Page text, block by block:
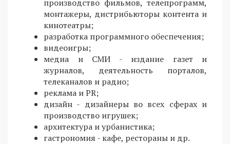
производство фильмов, телепрограмм,
монтажеры, дистрибьюторы контента и
кинотеатры;
разработка программного обеспечения;
видеоигры;
медиа и СМИ - издание газет и
журналов, деятельность порталов,
телеканалов и радио;
реклама и PR;
дизайн - дизайнеры во всех сферах и
производство игрушек;
архитектура и урбанистика;
гастрономия - кафе, рестораны и др.